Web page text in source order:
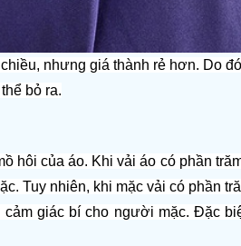
nhưng giá thành rẻ hơn. Do
bỏ ra.
hôi của áo. Khi vải áo có phần
Tuy nhiên, khi mặc vải có phần
giác bí cho người mặc. Đặc